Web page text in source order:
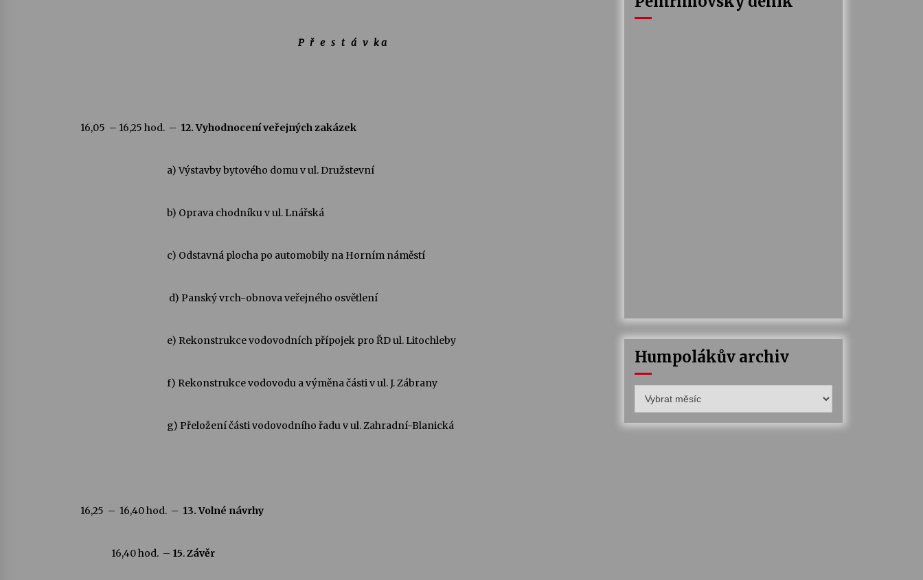
P ř e s t á v k a
16,05 – 16,25 hod. – 12. Vyhodnocení veřejných zakázek
a) Výstavby bytového domu v ul. Družstevní
b) Oprava chodníku v ul. Lnářská
c) Odstavná plocha po automobily na Horním náměstí
d) Panský vrch-obnova veřejného osvětlení
e) Rekonstrukce vodovodních přípojek pro ŘD ul. Litochleby
f) Rekonstrukce vodovodu a výměna části v ul. J. Zábrany
g) Přeložení části vodovodního řadu v ul. Zahradní-Blanická
16,25 – 16,40 hod. – 13. Volné návrhy
16,40 hod. – 15.Závěr
Humpolákův archiv
archiv